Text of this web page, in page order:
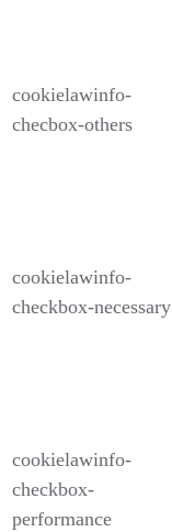
cookielawinfo-
checbox-others
cookielawinfo-
checkbox-necessary
cookielawinfo-
checkbox-
performance